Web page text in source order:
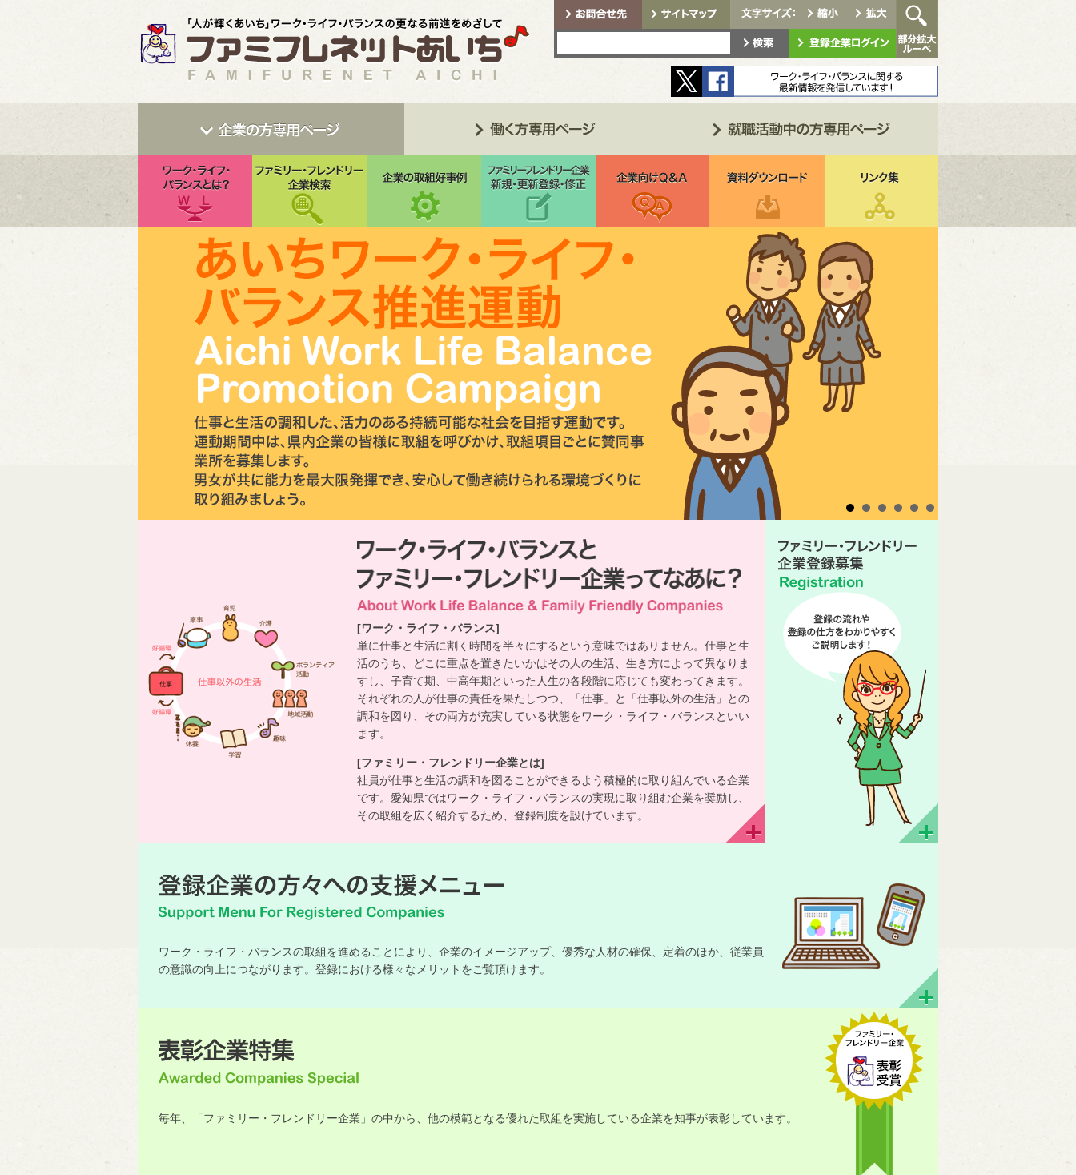
[ワーク・ライフ・バランス]
単に仕事と生活に割く時間を半々にするという意味ではありません。仕事と生
活のうち、どこに重点を置きたいかはその人の生活、生き方によって異なりま
すし、子育て期、中高年期といった人生の各段階に応じても変わってきます。
それぞれの人が仕事の責任を果たしつつ、「仕事」と「仕事以外の生活」との
調和を図り、その両方が充実している状態をワーク・ライフ・バランスといい
ます。
[ファミリー・フレンドリー企業とは]
社員が仕事と生活の調和を図ることができるよう積極的に取り組んでいる企業
です。愛知県ではワーク・ライフ・バランスの実現に取り組む企業を奨励し、
その取組を広く紹介するため、登録制度を設けています。
ワーク・ライフ・バランスの取組を進めることにより、企業のイメージアップ、優秀な人材の確保、定着のほか、従業員
の意識の向上につながります。登録における様々なメリットをご覧頂けます。
毎年、「ファミリー・フレンドリー企業」の中から、他の模範となる優れた取組を実施している企業を知事が表彰しています。